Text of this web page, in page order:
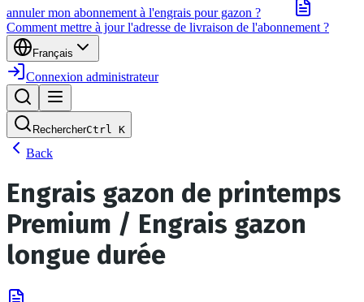
annuler mon abonnement à l'engrais pour gazon ?
Comment mettre à jour l'adresse de livraison de l'abonnement ?
Français
Connexion administrateur
RechercherCtrl K
Back
Engrais gazon de printemps
Premium / Engrais gazon
longue durée